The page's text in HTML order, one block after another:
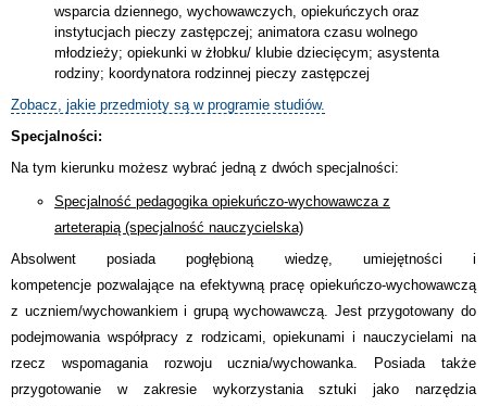
wsparcia dziennego, wychowawczych, opiekuńczych oraz
instytucjach pieczy zastępczej; animatora czasu wolnego
młodzieży; opiekunki w żłobku/ klubie dziecięcym; asystenta
rodziny; koordynatora rodzinnej pieczy zastępczej
Zobacz, jakie przedmioty są w programie studiów.
Specjalności:
Na tym kierunku możesz wybrać jedną z dwóch specjalności:
Specjalność pedagogika opiekuńczo-wychowawcza z
arteterapią (specjalność nauczycielska)
Absolwent posiada pogłębioną wiedzę, umiejętności i
kompetencje pozwalające na efektywną pracę opiekuńczo-wychowawczą
z uczniem/wychowankiem i grupą wychowawczą. Jest przygotowany do
podejmowania współpracy z rodzicami, opiekunami i nauczycielami na
rzecz wspomagania rozwoju ucznia/wychowanka. Posiada także
przygotowanie w zakresie wykorzystania sztuki jako narzędzia